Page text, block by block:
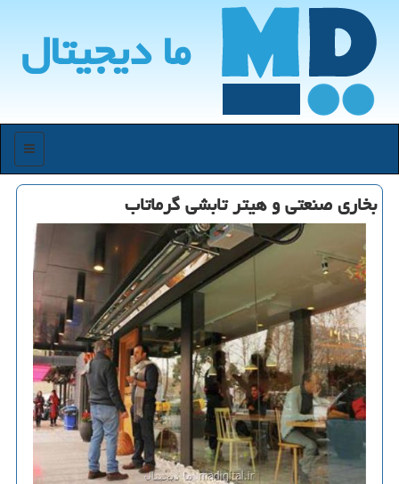
ما دیجیتال
منو
بخاری صنعتی و هیتر تابشی گرماتاب